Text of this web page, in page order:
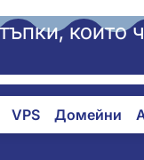
VPS Домейни
които